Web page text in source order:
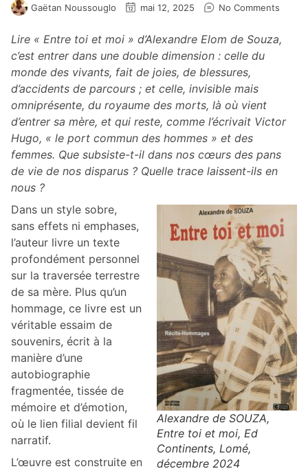
Gaëtan Noussouglo mai 12, 2025 No Comments
Lire « Entre toi et moi » d’Alexandre Elom de Souza,
c’est entrer dans une double dimension : celle du
monde des vivants, fait de joies, de blessures,
d’accidents de parcours ; et celle, invisible mais
omniprésente, du royaume des morts, là où vient
d’entrer sa mère, et qui reste, comme l’écrivait Victor
Hugo, « le port commun des hommes » et des
femmes. Que subsiste-t-il dans nos cœurs des pans
de vie de nos disparus ? Quelle trace laissent-ils en
nous ?
Alexandre de SOUZA,
Entre toi et moi, Ed
Continents, Lomé,
décembre 2024
Dans un style sobre,
sans effets ni emphases,
l’auteur livre un texte
profondément personnel
sur la traversée terrestre
de sa mère. Plus qu’un
hommage, ce livre est un
véritable essaim de
souvenirs, écrit à la
manière d’une
autobiographie
fragmentée, tissée de
mémoire et d’émotion,
où le lien filial devient fil
narratif.
L’œuvre est construite en